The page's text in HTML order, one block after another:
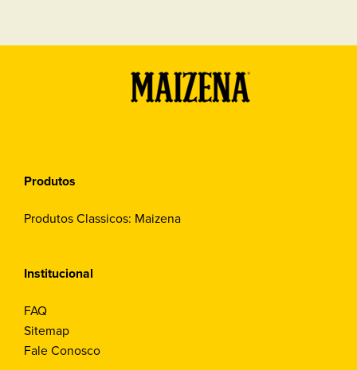
Produtos
Produtos Classicos: Maizena
Institucional
FAQ
Sitemap
Fale Conosco